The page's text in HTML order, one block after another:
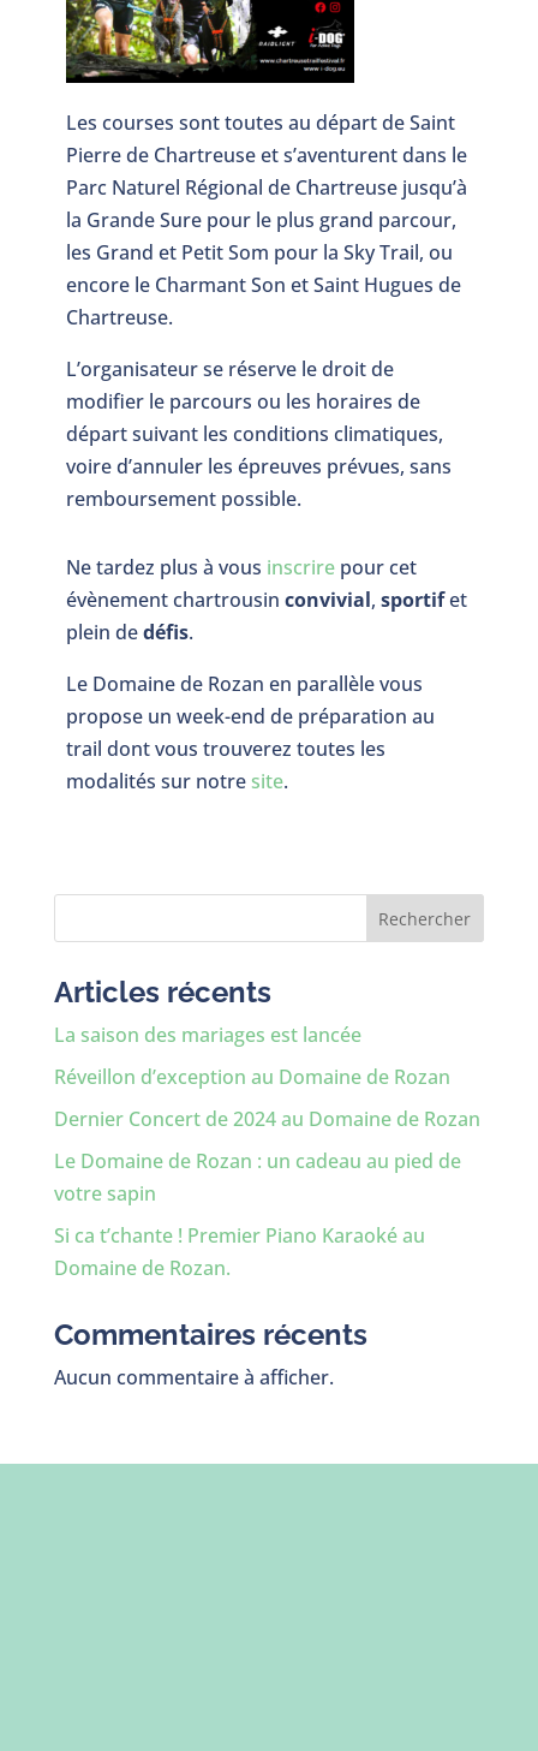
Les courses sont toutes au départ de Saint
Pierre de Chartreuse et s’aventurent dans le
Parc Naturel Régional de Chartreuse jusqu’à
la Grande Sure pour le plus grand parcour,
les Grand et Petit Som pour la Sky Trail, ou
encore le Charmant Son et Saint Hugues de
Chartreuse.
L’organisateur se réserve le droit de
modifier le parcours ou les horaires de
départ suivant les conditions climatiques,
voire d’annuler les épreuves prévues, sans
remboursement possible.
Ne tardez plus à vous inscrirepour cet
évènement chartrousin convivial, sportifet
plein dedéfis.
Le Domaine de Rozan en parallèle vous
propose un week-end de préparation au
trail dont vous trouverez toutes les
modalités sur notre site.
Rechercher
Articles récents
La saison des mariages est lancée
Réveillon d’exception au Domaine de Rozan
Dernier Concert de 2024 au Domaine de Rozan
Le Domaine de Rozan : un cadeau au pied de
votre sapin
Si ca t’chante ! Premier Piano Karaoké au
Domaine de Rozan.
Commentaires récents
Aucun commentaire à afficher.